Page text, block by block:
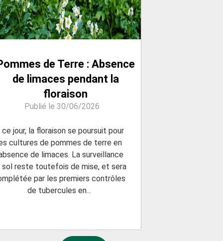
de Terre : Absence
de limaces pendant la
floraison
Publié le 30/06/2026
ce jour, la floraison se poursuit pour
cultures de pommes de terre en
de limaces. La surveillance
sol reste toutefois de mise, et sera
par les premiers contrôles
de tubercules en...